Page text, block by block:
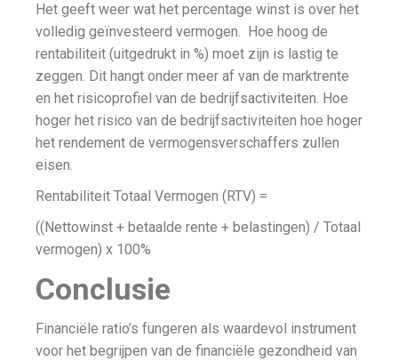
Het geeft weer wat het percentage winst is over het
volledig geïnvesteerd vermogen. Hoe hoog de
rentabiliteit (uitgedrukt in %) moet zijn is lastig te
zeggen. Dit hangt onder meer af van de marktrente
en het risicoprofiel van de bedrijfsactiviteiten. Hoe
hoger het risico van de bedrijfsactiviteiten hoe hoger
het rendement de vermogensverschaffers zullen
eisen.
Rentabiliteit Totaal Vermogen (RTV) =
((Nettowinst + betaalde rente + belastingen) / Totaal
vermogen) x 100%
Conclusie
Financiële ratio’s fungeren als waardevol instrument
voor het begrijpen van de financiële gezondheid van